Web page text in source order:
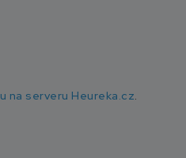
na serveru Heureka.cz.